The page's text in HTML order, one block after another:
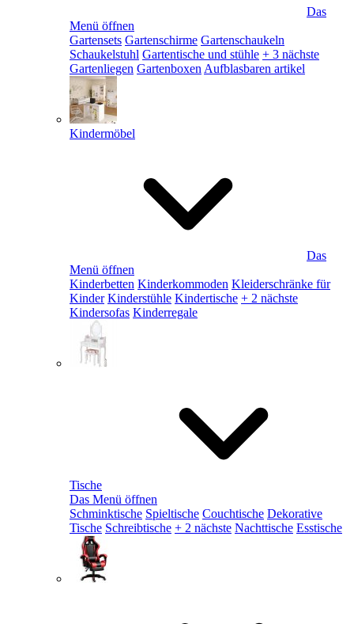
Das
Menü öffnen
Gartensets Gartenschirme Gartenschaukeln
Schaukelstuhl Gartentische und stühle + 3 nächste
Gartenliegen Gartenboxen Aufblasbaren artikel
Kindermöbel
Das
Menü öffnen
Kinderbetten Kinderkommoden Kleiderschränke für
Kinder Kinderstühle Kindertische + 2 nächste
Kindersofas Kinderregale
Tische
Das Menü öffnen
Schminktische Spieltische Couchtische Dekorative
Tische Schreibtische + 2 nächste Nachttische Esstische